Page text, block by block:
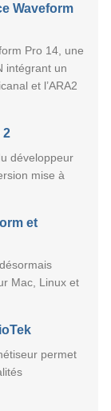
Waveform
Pro 14, une
intégrant un
et l’ARA2
2
développeur
mise à
et
Mac, Linux et
permet